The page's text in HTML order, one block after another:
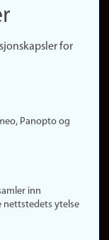
for
Panopto og
inn
nettstedets ytelse